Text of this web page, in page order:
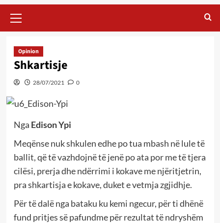
Menu
Opinion
Shkartisje
28/07/2021 0
Nga Edison Ypi
Meqënse nuk shkulen edhe po tua mbash në lule të
ballit, që të vazhdojnë të jenë po ata por me të tjera
cilësi, prerja dhe ndërrimi i kokave me njëritjetrin,
pra shkartisja e kokave, duket e vetmja zgjidhje.
Për të dalë nga bataku ku kemi ngecur, për ti dhënë
fund pritjes së pafundme për rezultat të ndryshëm